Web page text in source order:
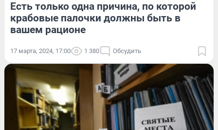
Есть только одна причина, по которой
крабовые палочки должны быть в
вашем рационе
17 марта, 2024, 17:00 1 380 Обсудить